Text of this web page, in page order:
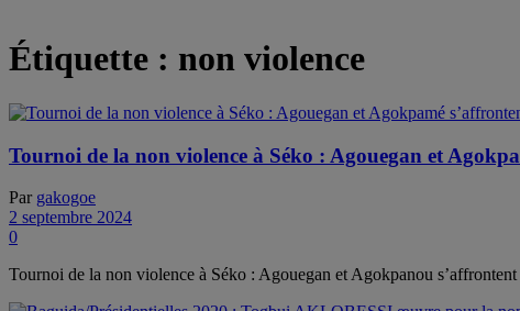
Étiquette : non violence
Tournoi de la non violence à Séko : Agouegan et
Par gakogoe
2 septembre 2024
0
Tournoi de la non violence à Séko : Agouegan et Agokpanou